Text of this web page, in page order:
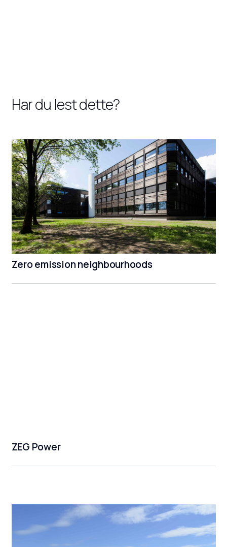
Har du lest dette?
Zero emission neighbourhoods
ZEG Power